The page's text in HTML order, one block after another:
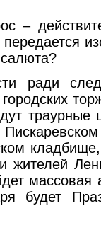
–
ради
траурные
жителей
будет